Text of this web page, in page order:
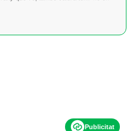
Publicitat